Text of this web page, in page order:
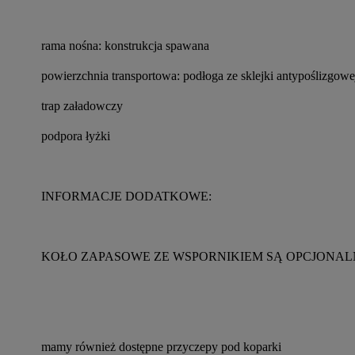
rama nośna: konstrukcja spawana
powierzchnia transportowa: podłoga ze sklejki
trap załadowczy
podpora łyżki
INFORMACJE DODATKOWE:
KOŁO ZAPASOWE ZE WSPORNIKIEM SĄ
mamy również dostępne przyczepy pod koparki